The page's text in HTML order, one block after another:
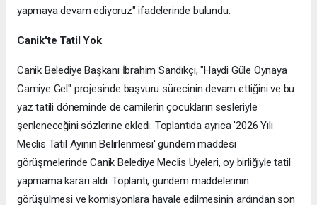
yapmaya devam ediyoruz" ifadelerinde bulundu.
Canik'te Tatil Yok
Canik Belediye Başkanı İbrahim Sandıkçı, "Haydi Güle Oynaya
Camiye Gel" projesinde başvuru sürecinin devam ettiğini ve bu
yaz tatili döneminde de camilerin çocukların sesleriyle
şenleneceğini sözlerine ekledi. Toplantıda ayrıca '2026 Yılı
Meclis Tatil Ayının Belirlenmesi' gündem maddesi
görüşmelerinde Canik Belediye Meclis Üyeleri, oy birliğiyle tatil
yapmama kararı aldı. Toplantı, gündem maddelerinin
görüşülmesi ve komisyonlara havale edilmesinin ardından son